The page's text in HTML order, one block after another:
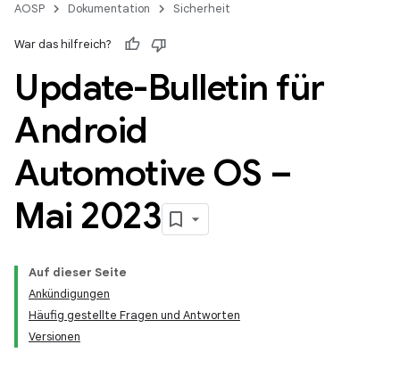
AOSP Dokumentation Sicherheit
War das hilfreich?
Update-Bulletin für
Android
Automotive OS –
Mai 2023
Auf dieser Seite
Ankündigungen
Häufig gestellte Fragen und Antworten
Versionen